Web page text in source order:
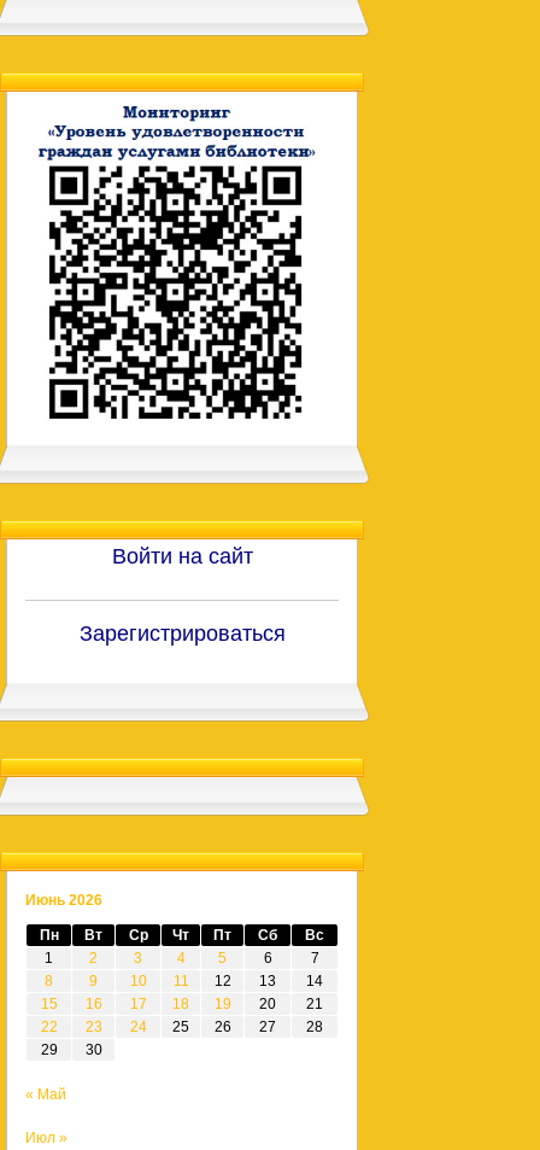
Войти на сайт
Зарегистрироваться
Июнь 2026
Пн Вт Ср Чт Пт Сб
Вс
1
2 3 4 5 6
7
8
9 10 11 12 13
14
15
16 17 18 19 20
21
22
23 24 25 26 27
28
29
30
« Май
Июл »